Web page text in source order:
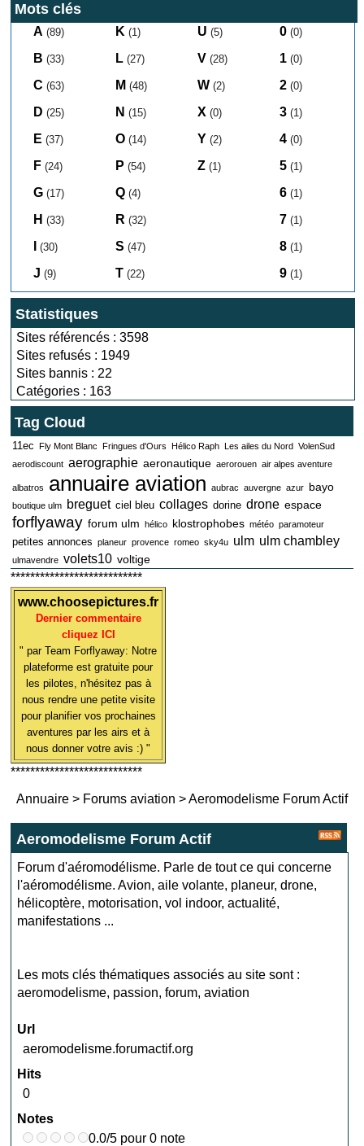
Mots clés
A (89)
B (33)
C (63)
D (25)
E (37)
F (24)
G (17)
H (33)
(30)
J (9)
K (1)
L (27)
M (48)
N (15)
O (14)
P (54)
Q (4)
R (32)
S (47)
T (22)
U (5)
V (28)
W (2)
X (0)
Y (2)
Z (1)
0 (0)
1 (0)
2 (0)
3 (1)
4 (0)
5 (1)
6 (1)
7 (1)
8 (1)
9 (1)
Statistiques
Sites référencés : 3598
Sites refusés : 1949
Sites bannis : 22
Catégories : 163
Tag Cloud
11ec Fly Mont Blanc Fringues d'Ours Hélico Raph Les ailes du Nord VolenSud
aerodiscount aerographie aeronautique aerorouen air alpes aventure
albatros annuaire aviation aubrac auvergne azur bayo
boutique ulm breguet ciel bleu collages dorine drone espace
forflyaway forum ulm hélico klostrophobes météo paramoteur
petites annonces planeur provence romeo sky4u ulm ulm chambley
ulmavendre volets10 voltige
***************************
www.choosepictures.fr
Dernier commentaire
cliquez ICI
" par Team Forflyaway: Notre
plateforme est gratuite pour
les pilotes, n'hésitez pas à
nous rendre une petite visite
pour planifier vos prochaines
aventures par les airs et à
nous donner votre avis :) "
***************************
Annuaire > Forums aviation >Aeromodelisme Forum Actif
Aeromodelisme Forum Actif
Forum d'aéromodélisme. Parle de tout ce qui concerne
l'aéromodélisme. Avion, aile volante, planeur, drone,
hélicoptère, motorisation, vol indoor, actualité,
manifestations ...
Les mots clés thématiques associés au site sont :
aeromodelisme, passion,forum,aviation
Url
aeromodelisme.forumactif.org
Hits
0
Notes
0.0/5 pour 0 note